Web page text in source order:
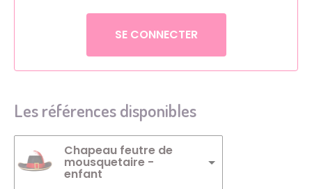
SE CONNECTER
Les références disponibles
Chapeau feutre de
mousquetaire -
enfant